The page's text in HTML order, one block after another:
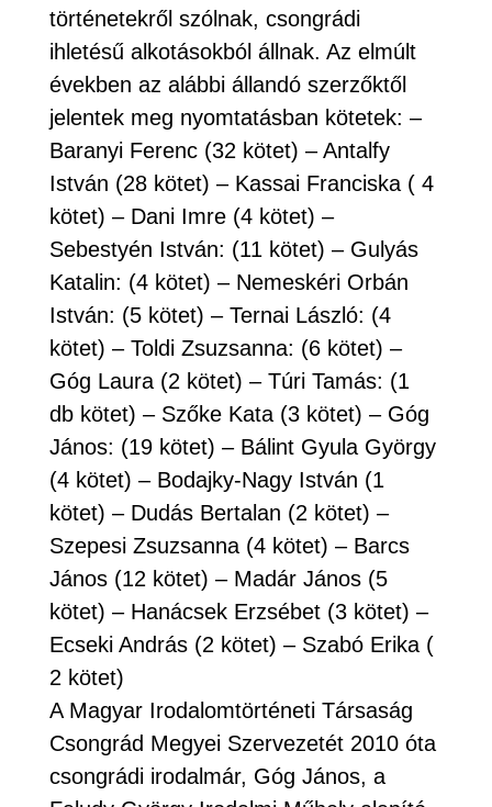
történetekről szólnak, csongrádi
ihletésű alkotásokból állnak. Az elmúlt
években az alábbi állandó szerzőktől
jelentek meg nyomtatásban kötetek: –
Baranyi Ferenc (32 kötet) – Antalfy
István (28 kötet) – Kassai Franciska ( 4
kötet) – Dani Imre (4 kötet) –
Sebestyén István: (11 kötet) – Gulyás
Katalin: (4 kötet) – Nemeskéri Orbán
István: (5 kötet) – Ternai László: (4
kötet) – Toldi Zsuzsanna: (6 kötet) –
Góg Laura (2 kötet) – Túri Tamás: (1
db kötet) – Szőke Kata (3 kötet) – Góg
János: (19 kötet) – Bálint Gyula György
(4 kötet) – Bodajky-Nagy István (1
kötet) – Dudás Bertalan (2 kötet) –
Szepesi Zsuzsanna (4 kötet) – Barcs
János (12 kötet) – Madár János (5
kötet) – Hanácsek Erzsébet (3 kötet) –
Ecseki András (2 kötet) – Szabó Erika (
2 kötet)
A Magyar Irodalomtörténeti Társaság
Csongrád Megyei Szervezetét 2010 óta
csongrádi irodalmár, Góg János, a